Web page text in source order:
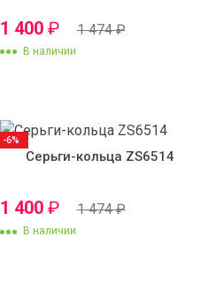
1 400 ₽ 1 474₽
В наличии
Серьги-кольца ZS6514
1 400 ₽ 1 474₽
В наличии
-6%